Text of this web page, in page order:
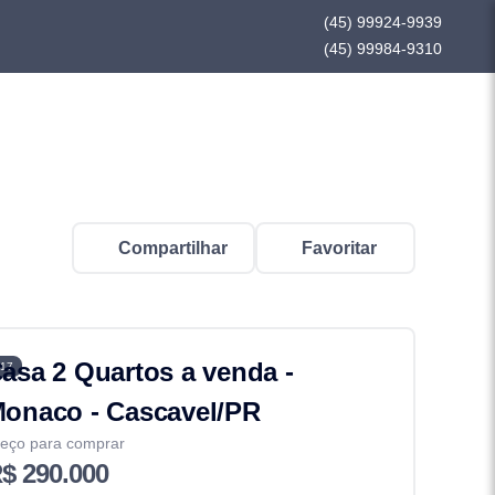
(45) 99924-9939
(45) 99984-9310
Compartilhar Favoritar
2 Quartos a venda -
- Cascavel/PR
para comprar
290.000